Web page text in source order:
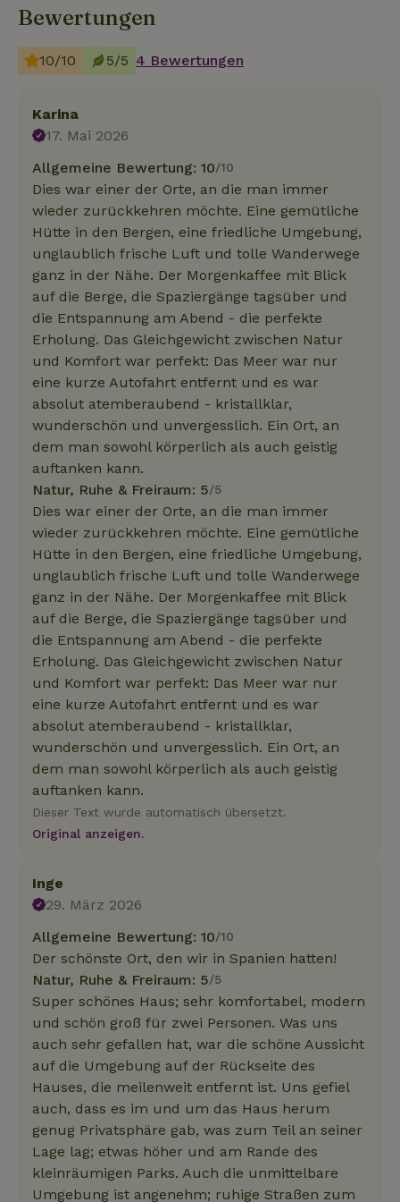
Bewertungen
10/10 5/5 4 Bewertungen
Karina
17. Mai 2026
Allgemeine Bewertung: 10/10
Dies war einer der Orte, an die man immer
wieder zurückkehren möchte. Eine gemütliche
Hütte in den Bergen, eine friedliche Umgebung,
unglaublich frische Luft und tolle Wanderwege
ganz in der Nähe. Der Morgenkaffee mit Blick
auf die Berge, die Spaziergänge tagsüber und
die Entspannung am Abend - die perfekte
Erholung. Das Gleichgewicht zwischen Natur
und Komfort war perfekt: Das Meer war nur
eine kurze Autofahrt entfernt und es war
absolut atemberaubend - kristallklar,
wunderschön und unvergesslich. Ein Ort, an
dem man sowohl körperlich als auch geistig
auftanken kann.
Natur, Ruhe & Freiraum: 5/5
Dies war einer der Orte, an die man immer
wieder zurückkehren möchte. Eine gemütliche
Hütte in den Bergen, eine friedliche Umgebung,
unglaublich frische Luft und tolle Wanderwege
ganz in der Nähe. Der Morgenkaffee mit Blick
auf die Berge, die Spaziergänge tagsüber und
die Entspannung am Abend - die perfekte
Erholung. Das Gleichgewicht zwischen Natur
und Komfort war perfekt: Das Meer war nur
eine kurze Autofahrt entfernt und es war
absolut atemberaubend - kristallklar,
wunderschön und unvergesslich. Ein Ort, an
dem man sowohl körperlich als auch geistig
auftanken kann.
Dieser Text wurde automatisch übersetzt.
Original anzeigen.
Inge
29. März 2026
Allgemeine Bewertung: 10/10
Der schönste Ort, den wir in Spanien hatten!
Natur, Ruhe & Freiraum: 5/5
Super schönes Haus; sehr komfortabel, modern
und schön groß für zwei Personen. Was uns
auch sehr gefallen hat, war die schöne Aussicht
auf die Umgebung auf der Rückseite des
Hauses, die meilenweit entfernt ist. Uns gefiel
auch, dass es im und um das Haus herum
genug Privatsphäre gab, was zum Teil an seiner
Lage lag; etwas höher und am Rande des
kleinräumigen Parks. Auch die unmittelbare
Umgebung ist angenehm; ruhige Straßen zum